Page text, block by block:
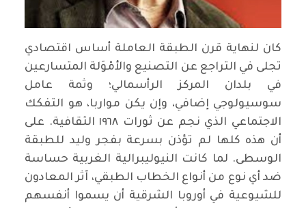
كان لنهاية قرن الطبقة العاملة أساس اقتصادي
تجلى في التراجع عن التصنيع والأمْوَلة المتسارعين
في بلدان المركز الرأسمالي؛ وثمة عامل
سوسيولوجي إضافي، وإن يكن مواربا، هو التفكك
الاجتماعي الذي نجم عن ثورات ١٩٦٨ الثقافية. على
أن هذه كلها لم تؤذن بسرعة بفجر وليد للطبقة
الوسطى. لما كانت النيوليبرالية الغربية حساسة
ضد أي نوع من أنواع الخطاب الطبقي، آثر المعادون
للشيوعية في أوروبا الشرقية أن يسموا أنفسهم